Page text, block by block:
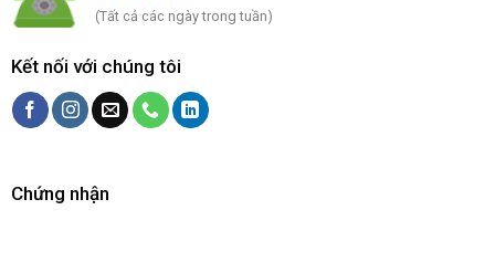
(Tất cả các ngày trong tuần)
Kết nối với chúng tôi
Chứng nhận